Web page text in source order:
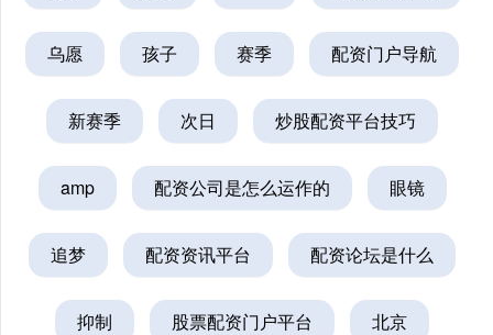
乌愿 孩子 赛季 配资门户导航
新赛季 次日 炒股配资平台技巧
amp 配资公司是怎么运作的 眼镜
追梦 配资资讯平台 配资论坛是什么
抑制 股票配资门户平台 北京